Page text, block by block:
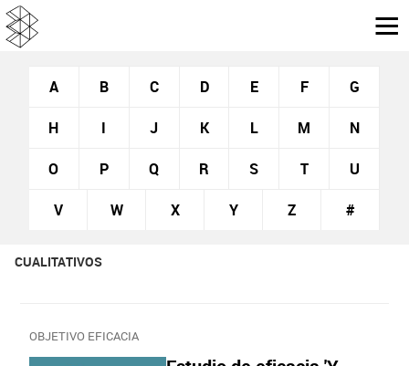
A B C D E F G
H I J K L M N
O P Q R S T U
V W X Y Z #
CUALITATIVOS
OBJETIVO EFICACIA